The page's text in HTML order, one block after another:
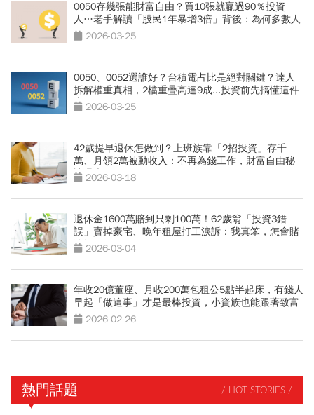
0050存幾張能財富自由？買10張就贏過90％投資
人…老手解讀「股民1年暴增3倍」背後：為何多數人
難賺大錢
2026-03-25
0050、0052選誰好？台積電占比是絕對關鍵？達人
拆解權重真相，2檔重疊高達9成...投資前先搞懂這件
事 2026-03-25
42歲提早退休怎做到？上班族靠「2招投資」存千
萬、月領2萬被動收入：不再為錢工作，財富自由秘
訣曝光
2026-03-18
退休金1600萬賠到只剩100萬！62歲翁「投資3錯
誤」賣掉豪宅、晚年租屋打工淚訴：我真笨，怎會賭
這把？
2026-03-04
年收20億董座、月收200萬包租公5點半起床，有錢人
早起「做這事」才是最棒投資，小資族也能跟著致富
2026-02-26
熱門話題 / HOT STORIES /